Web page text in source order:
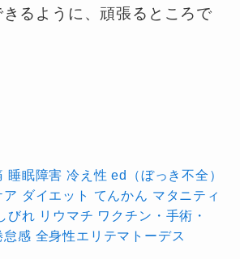
るように、頑張るところで
睡眠障害 冷え性 ed（ぼっき不全）
ア ダイエット てんかん マタニティ
びれ リウマチ ワクチン・手術・
怠感 全身性エリテマトーデス